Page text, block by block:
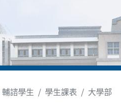
輔諮學生 學生課表 大學部